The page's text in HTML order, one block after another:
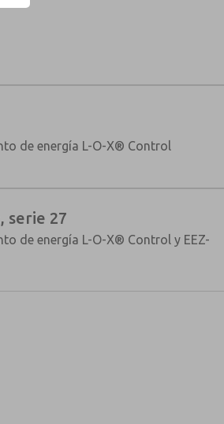
de energía L-O-X® Control
serie 27
de energía L-O-X® Control y EEZ-